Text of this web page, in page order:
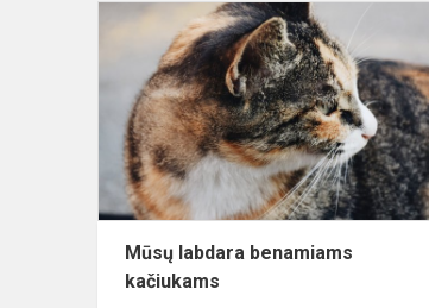
Mūsų labdara benamiams
kačiukams